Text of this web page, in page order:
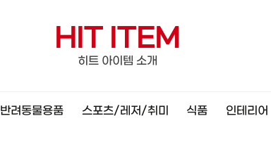
HIT ITEM
히트 아이템 소개
반려동물용품 스포츠/레저/취미 식품 인테리어